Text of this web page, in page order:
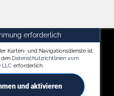
erforderlich
Karten- und Navigationsdienste ist
Datenschutzrichtlinien vom
erforderlich.
und aktivieren